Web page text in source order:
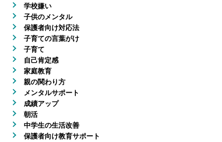
学校嫌い
子供のメンタル
保護者向け対応法
子育ての言葉がけ
子育て
自己肯定感
家庭教育
親の関わり方
メンタルサポート
成績アップ
朝活
中学生の生活改善
保護者向け教育サポート